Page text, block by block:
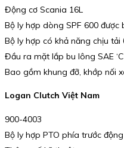
Động cơ Scania 16L
Bộ ly hợp dòng SPF 600
Bộ ly hợp có khả năng chịu tải
Đầu ra mặt lắp bu lông SAE
Bao gồm khung đỡ, khớp nối
Logan Clutch Việt Nam
900-4003
Bộ ly hợp PTO phía trước